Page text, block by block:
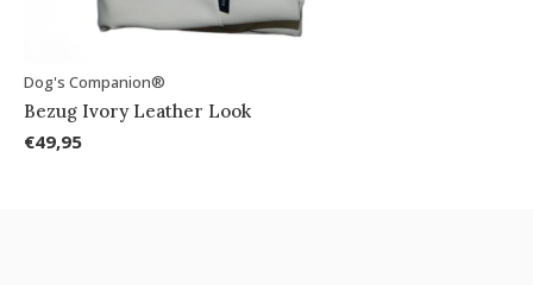
Dog's Companion®
Bezug Ivory Leather Look
€49,95